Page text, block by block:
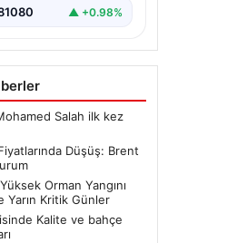
▲ +0.98%
Salah ilk kez
Düşüş: Brent
Orman Yangını
Yarın Kritik Günler
Kalite ve bahçe